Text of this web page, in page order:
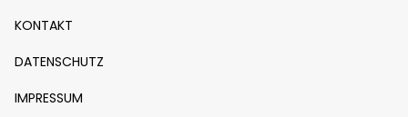
KONTAKT
DATENSCHUTZ
IMPRESSUM